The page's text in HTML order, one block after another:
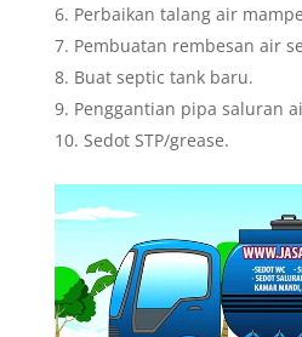
Perbaikan talang air
Pembuatan rembesan air
Buat septic tank baru.
Penggantian pipa saluran
Sedot STP/grease.